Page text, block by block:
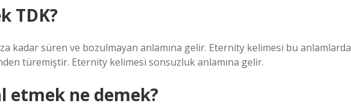
TDK?
kadar süren ve bozulmayan anlamına gelir. Eternity kelimesi bu anlamlarda
türemiştir. Eternity kelimesi sonsuzluk anlamına gelir.
etmek ne demek?